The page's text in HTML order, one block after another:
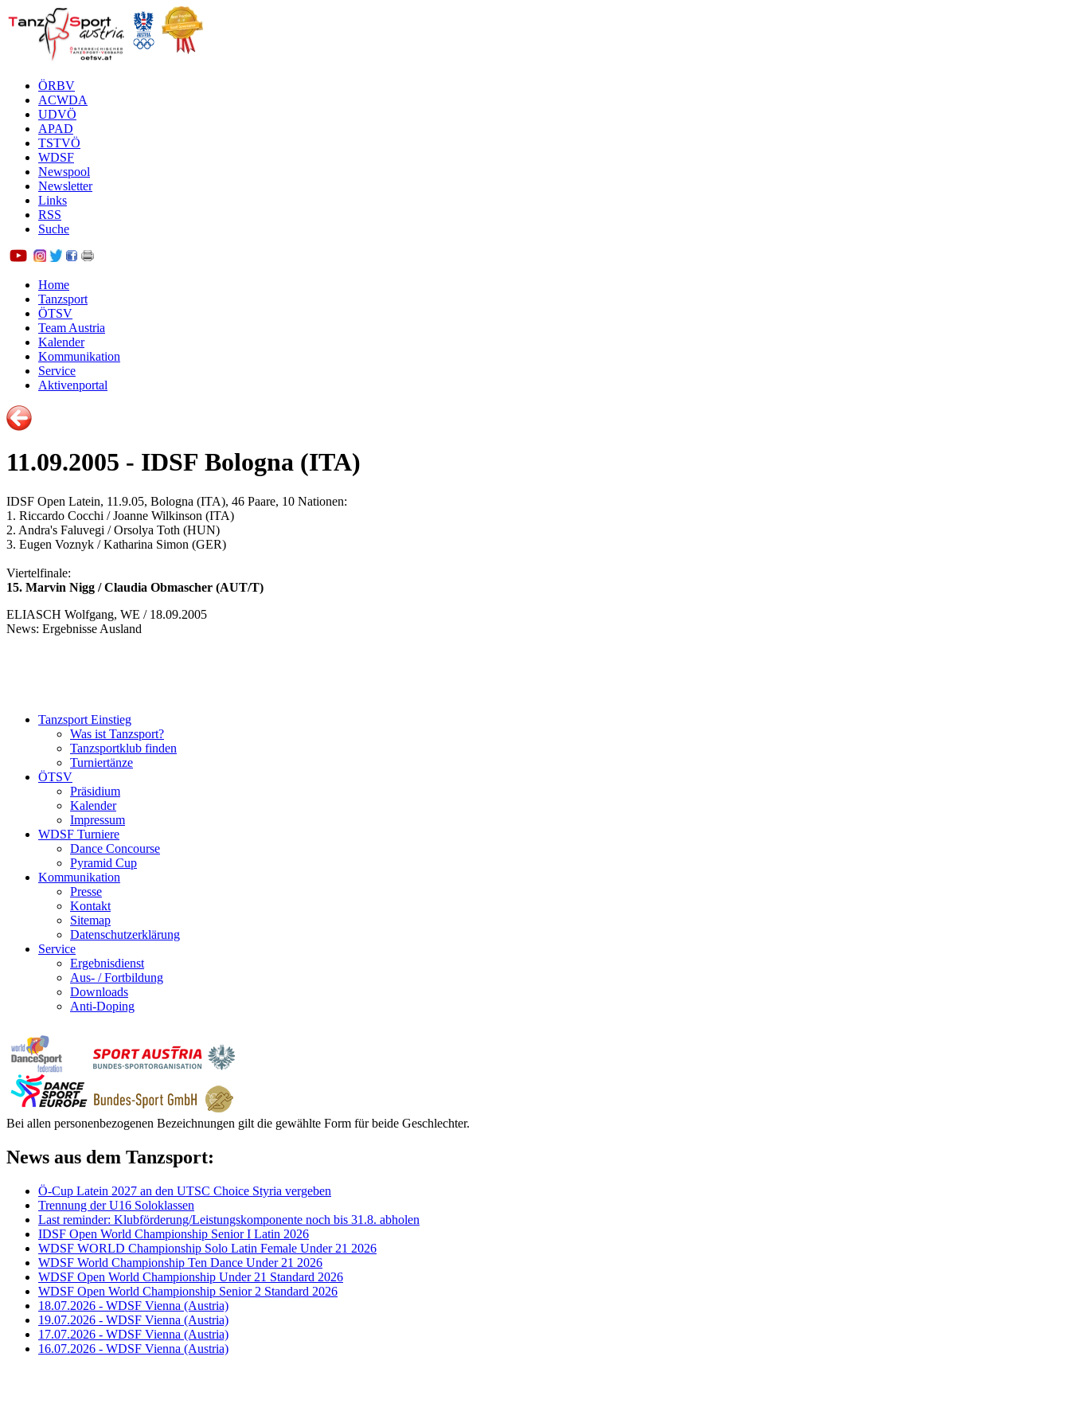
ÖRBV
ACWDA
UDVÖ
APAD
TSTVÖ
WDSF
Newspool
Newsletter
Links
RSS
Suche
Home
Tanzsport
ÖTSV
Team Austria
Kalender
Kommunikation
Service
Aktivenportal
11.09.2005 - IDSF Bologna (ITA)
IDSF Open Latein, 11.9.05, Bologna (ITA), 46 Paare, 10 Nationen:
1. Riccardo Cocchi / Joanne Wilkinson (ITA)
2. Andra's Faluvegi / Orsolya Toth (HUN)
3. Eugen Voznyk / Katharina Simon (GER)
Viertelfinale:
15. Marvin Nigg / Claudia Obmascher (AUT/T)
ELIASCH Wolfgang, WE / 18.09.2005
News: Ergebnisse Ausland
Tanzsport Einstieg
Was ist Tanzsport?
Tanzsportklub finden
Turniertänze
ÖTSV
Präsidium
Kalender
Impressum
WDSF Turniere
Dance Concourse
Pyramid Cup
Kommunikation
Presse
Kontakt
Sitemap
Datenschutzerklärung
Service
Ergebnisdienst
Aus- / Fortbildung
Downloads
Anti-Doping
Bei allen personenbezogenen Bezeichnungen gilt die gewählte Form für beide Geschlechter.
News aus dem Tanzsport:
Ö-Cup Latein 2027 an den UTSC Choice Styria vergeben
Trennung der U16 Soloklassen
Last reminder: Klubförderung/Leistungskomponente noch bis 31.8. abholen
IDSF Open World Championship Senior I Latin 2026
WDSF WORLD Championship Solo Latin Female Under 21 2026
WDSF World Championship Ten Dance Under 21 2026
WDSF Open World Championship Under 21 Standard 2026
WDSF Open World Championship Senior 2 Standard 2026
18.07.2026 - WDSF Vienna (Austria)
19.07.2026 - WDSF Vienna (Austria)
17.07.2026 - WDSF Vienna (Austria)
16.07.2026 - WDSF Vienna (Austria)